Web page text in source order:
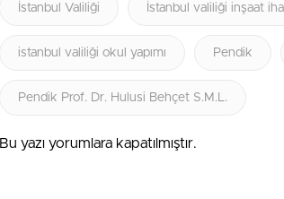
İstanbul Valiliği İstanbul valiliği inşaat
istanbul valiliği okul yapımı Pendik
Pendik Prof. Dr. Hulusi Behçet S.M.L.
Bu yazı yorumlara kapatılmıştır.